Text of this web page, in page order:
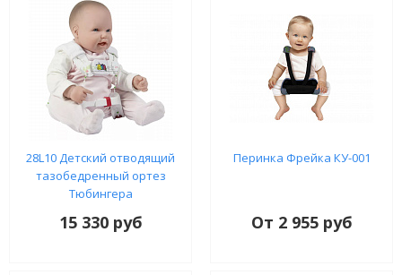
28L10 Детский отводящий
тазобедренный ортез
Тюбингера
15 330 руб
Перинка Фрейка КУ-001
От 2 955 руб